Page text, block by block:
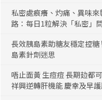
私密處痕癢、灼痛、異味來
路：每日1粒解決「私密」
長效胰島素助糖友穩定控糖
島素針劑迷思
唔止面黃 生痘痘 長期攰都
祥興逆轉肝機能 慶幸及早